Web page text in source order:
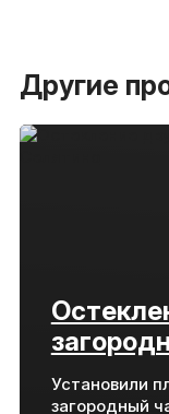
Другие
Установили
загородный